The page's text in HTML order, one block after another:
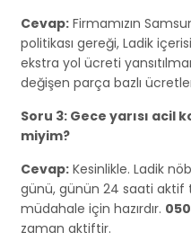
Cevap: Firmamızın
politikası gereği, Ladik
ekstra yol ücreti
değişen parça bazlı
Soru 3: Gece yarısı
miyim?
Cevap: Kesinlikle. Ladik
günü, günün 24 saati
müdahale için hazırdır.
zaman aktiftir.